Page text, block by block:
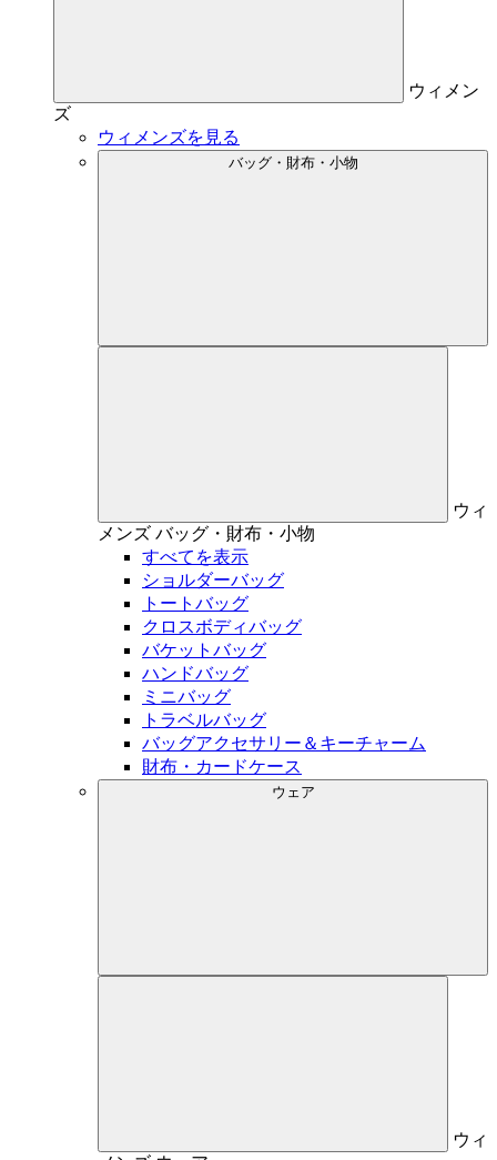
ウィメン
ズ
ウィメンズを見る
バッグ・財布・小物
ウィ
メンズ バッグ・財布・小物
すべてを表示
ショルダーバッグ
トートバッグ
クロスボディバッグ
バケットバッグ
ハンドバッグ
ミニバッグ
トラベルバッグ
バッグアクセサリー＆キーチャーム
財布・カードケース
ウェア
ウィ